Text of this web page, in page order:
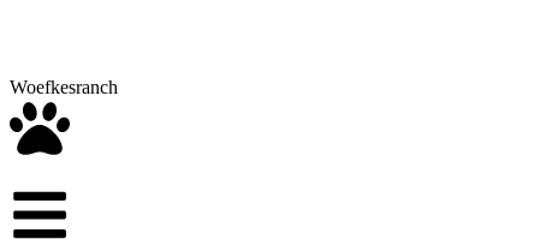
Woefkesranch